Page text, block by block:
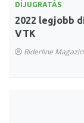
DÍJUGRATÁS
2022 legjobb
VTK
Riderline Magazin